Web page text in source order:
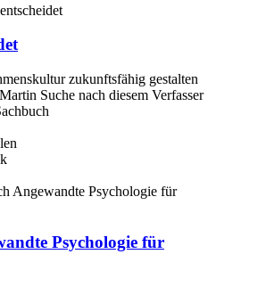
zukunftsfähig gestalten
Suche nach diesem Verfasser
Psychologie für